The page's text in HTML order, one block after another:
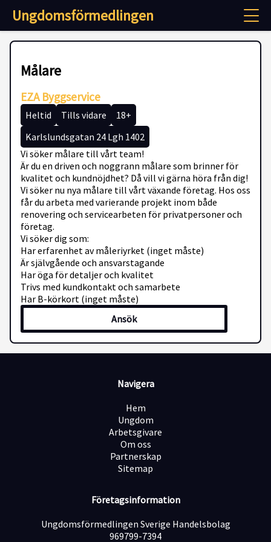
Ungdomsförmedlingen
Målare
EZA Byggservice
Heltid Tills vidare
18+
Karlslundsgatan 24 Lgh 1402
Vi söker målare till vårt team!
Är du en driven och noggrann målare som brinner för
kvalitet och kundnöjdhet? Då vill vi gärna höra från dig!
Vi söker nu nya målare till vårt växande företag. Hos oss
får du arbeta med varierande projekt inom både
renovering och servicearbeten för privatpersoner och
företag.
Vi söker dig som:
Har erfarenhet av måleriyrket (inget måste)
Är självgående och ansvarstagande
Har öga för detaljer och kvalitet
Trivs med kundkontakt och samarbete
Har B-körkort (inget måste)
Ansök
Navigera
Hem
Ungdom
Arbetsgivare
Om oss
Partnerskap
Sitemap
Företagsinformation
Ungdomsförmedlingen Sverige Handelsbolag
969799-7394